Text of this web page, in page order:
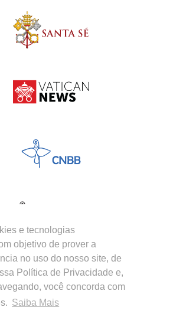
e tecnologias
objetivo de prover a
no uso do nosso site, de
Política de Privacidade e,
você concorda com
Saiba Mais